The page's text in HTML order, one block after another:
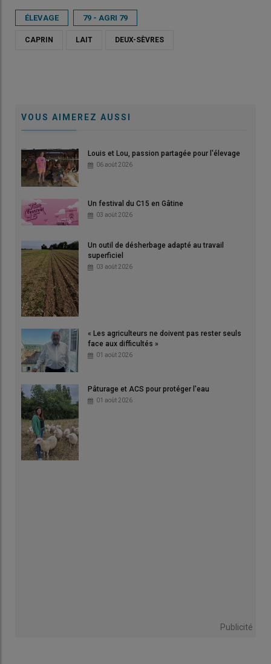
ÉLEVAGE 79 - AGRI 79
CAPRIN LAIT DEUX-SÈVRES
VOUS AIMEREZ AUSSI
Louis et Lou, passion partagée pour l'élevage
06 août 2026
Un festival du C15 en Gâtine
03 août 2026
Un outil de désherbage adapté au travail
superficiel
03 août 2026
« Les agriculteurs ne doivent pas rester seuls
face aux difficultés »
01 août 2026
Pâturage et ACS pour protéger l'eau
01 août 2026
Publicité